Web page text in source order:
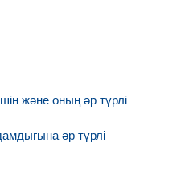
және оның әр түрлі
әр түрлі